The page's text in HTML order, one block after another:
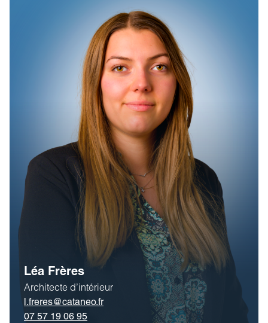
Léa Frères
Architecte d’intérieur
l.freres@cataneo.fr
07 57 19 06 95